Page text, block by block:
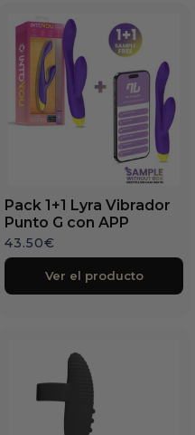
Pack 1+1 Lyra Vibrador
Punto G con APP
43.50€
Ver el producto